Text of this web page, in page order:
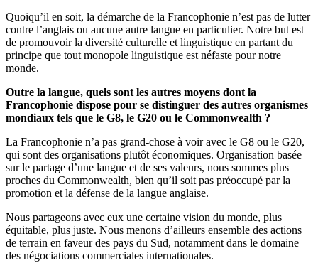
Quoiqu’il en soit, la démarche de la Francophonie n’est pas de lutter
contre l’anglais ou aucune autre langue en particulier. Notre but est
de promouvoir la diversité culturelle et linguistique en partant du
principe que tout monopole linguistique est néfaste pour notre
monde.
Outre la langue, quels sont les autres moyens dont la
Francophonie dispose pour se distinguer des autres organismes
mondiaux tels que le G8, le G20 ou le Commonwealth ?
La Francophonie n’a pas grand-chose à voir avec le G8 ou le G20,
qui sont des organisations plutôt économiques. Organisation basée
sur le partage d’une langue et de ses valeurs, nous sommes plus
proches du Commonwealth, bien qu’il soit pas préoccupé par la
promotion et la défense de la langue anglaise.
Nous partageons avec eux une certaine vision du monde, plus
équitable, plus juste. Nous menons d’ailleurs ensemble des actions
de terrain en faveur des pays du Sud, notamment dans le domaine
des négociations commerciales internationales.